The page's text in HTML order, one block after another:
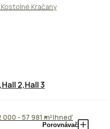
Kračany
2,Hall 3
- 57 981 m²Ihneď
Porovnávač